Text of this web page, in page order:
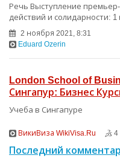
Речь Выступление
действий и солидарности: 1
2 ноября 2021, 8:31
Eduard Ozerin
London School of
Сингапур: Бизнес
Учеба в Сингапуре
ВикиВиза WikiVisa.Ru
Последний